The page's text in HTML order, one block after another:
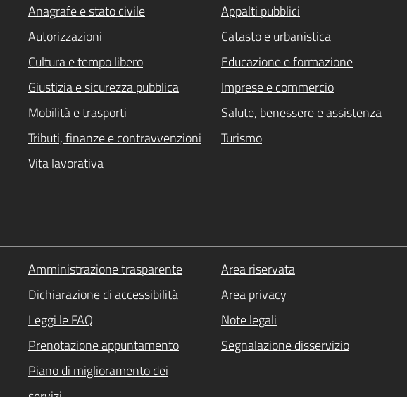
Anagrafe e stato civile
Appalti pubblici
Autorizzazioni
Catasto e urbanistica
Cultura e tempo libero
Educazione e formazione
Giustizia e sicurezza pubblica
Imprese e commercio
Mobilità e trasporti
Salute, benessere e assistenza
Tributi, finanze e contravvenzioni
Turismo
Vita lavorativa
Amministrazione trasparente
Area riservata
Dichiarazione di accessibilità
Area privacy
Leggi le FAQ
Note legali
Prenotazione appuntamento
Segnalazione disservizio
Piano di miglioramento dei